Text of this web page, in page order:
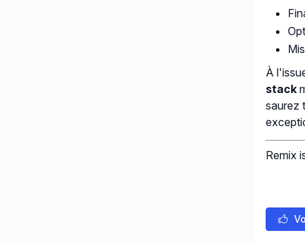
À
stack
saurez
Remix